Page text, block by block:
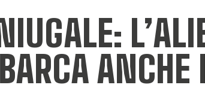
ANCHE